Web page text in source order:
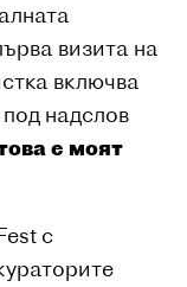
визита на
включва
надслов
е моят
с